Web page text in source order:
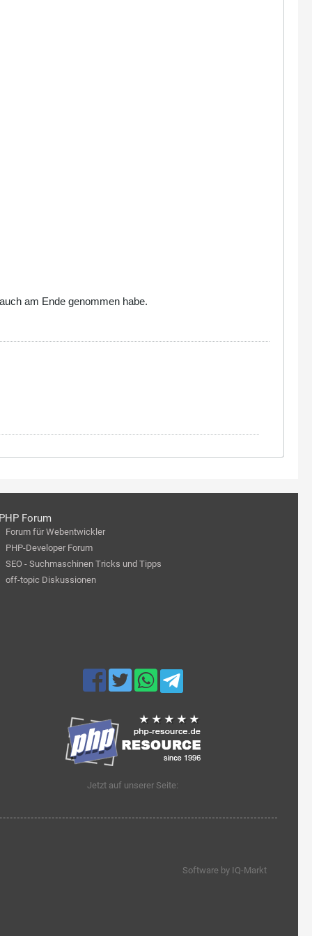
am Ende genommen habe.
Forum
Forum für Webentwickler
PHP-Developer Forum
SEO - Suchmaschinen Tricks und Tipps
off-topic Diskussionen
Jetzt auf unserer Seite:
Software by IQ-Markt